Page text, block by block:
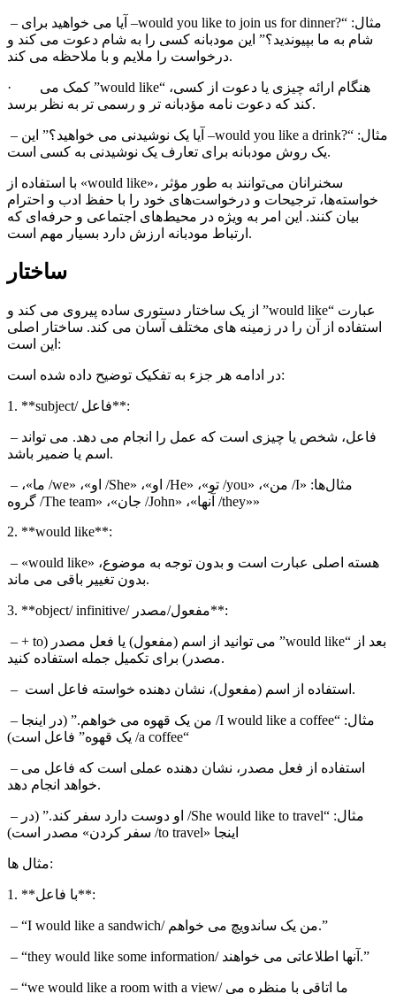
– مثال: “would you like to join us for dinner?– آیا می خواهید برای
شام به ما بپیوندید؟” این مودبانه کسی را به شام دعوت می کند و
درخواست را ملایم و با ملاحظه می کند.
· هنگام ارائه چیزی یا دعوت از کسی، “would like” کمک می
کند که دعوت نامه مؤدبانه تر و رسمی تر به نظر برسد.
– مثال: “would you like a drink?– آیا یک نوشیدنی می خواهید؟” این
یک روش مودبانه برای تعارف یک نوشیدنی به کسی است.
با استفاده از «would like»، سخنرانان می‌توانند به طور مؤثر
خواسته‌ها، ترجیحات و درخواست‌های خود را با حفظ ادب و احترام
بیان کنند. این امر به ویژه در محیط‌های اجتماعی و حرفه‌ای که
ارتباط مودبانه ارزش دارد بسیار مهم است.
ساختار
عبارت “would like” از یک ساختار دستوری ساده پیروی می کند و
استفاده از آن را در زمینه های مختلف آسان می کند. ساختار اصلی
این است:
در ادامه هر جزء به تفکیک توضیح داده شده است:
1. **subject / فاعل**:
– فاعل، شخص یا چیزی است که عمل را انجام می دهد. می تواند
اسم یا ضمیر باشد.
– مثال‌ها: «I/ من»، «you/ تو»، «He/ او»، «She/ او»، «we/ ما»،
«
they/ آنها»، «John/ جان»، «The team
/ گروه»
2. **would like**:
– «would like» هسته اصلی عبارت است و بدون توجه به موضوع،
بدون تغییر باقی می ماند.
3. **object/ infinitive / مفعول/مصدر**:
– بعد از “would like” می توانید از اسم (مفعول) یا فعل مصدر (to
+
مصدر) برای تکمیل جمله استفاده کنید.
– استفاده از اسم (مفعول)، نشان دهنده خواسته فاعل است.
– مثال: “I would like a coffee/ من یک قهوه می خواهم.” (در اینجا
“
a coffee/ یک قهوه” فاعل است)
– استفاده از فعل مصدر، نشان دهنده عملی است که فاعل می
خواهد انجام دهد.
– مثال: “She would like to travel/ او دوست دارد سفر کند.” (در
اینجا «to travel/ سفر کردن» مصدر است)
مثال ها:
1. **با فاعل**:
– “I would like a sandwich / من یک ساندویچ می خواهم.”
– “they would like some information / آنها اطلاعاتی می خواهند.”
– “we would like a room with a view/ ما اتاقی با منظره می